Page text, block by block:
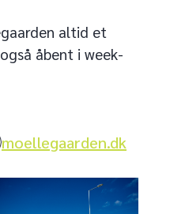
altid et
åbent i week-
moellegaarden.dk